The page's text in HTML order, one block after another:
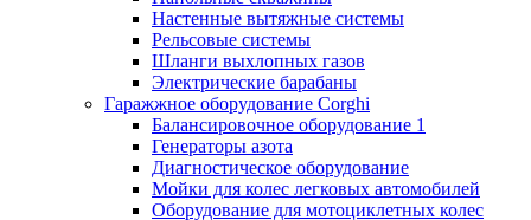
Настенные вытяжные системы
Рельсовые системы
Шланги выхлопных газов
Электрические барабаны
Гаражжное оборудование Corghi
Балансировочное оборудование 1
Генераторы азота
Диагностическое оборудование
Мойки для колес легковых автомобилей
Оборудование для мотоциклетных колес